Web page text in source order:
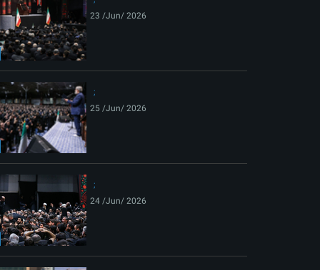
23 /Jun/ 2026
25 /Jun/ 2026
24 /Jun/ 2026